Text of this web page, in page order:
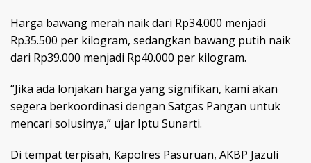
Harga bawang merah naik dari Rp34.000 menjadi
Rp35.500 per kilogram, sedangkan bawang putih naik
dari Rp39.000 menjadi Rp40.000 per kilogram.
“Jika ada lonjakan harga yang signifikan, kami akan
segera berkoordinasi dengan Satgas Pangan untuk
mencari solusinya,” ujar Iptu Sunarti.
Di tempat terpisah, Kapolres Pasuruan, AKBP Jazuli